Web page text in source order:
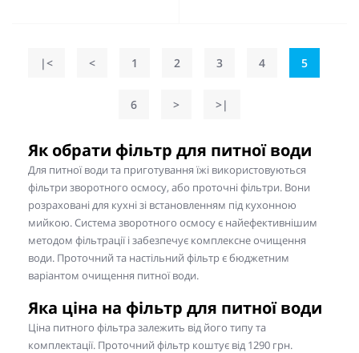
|< < 1 2 3 4 5
6 > >|
Як обрати фільтр для питної води
Для питної води та приготування їжі використовуються
фільтри зворотного осмосу, або проточні фільтри. Вони
розраховані для кухні зі встановленням під кухонною
мийкою. Система зворотного осмосу є найефективнішим
методом фільтрації і забезпечує комплексне очищення
води. Проточний та настільний фільтр є бюджетним
варіантом очищення питної води.
Яка ціна на фільтр для питної води
Ціна питного фільтра залежить від його типу та
комплектації. Проточний фільтр коштує від 1290 грн.